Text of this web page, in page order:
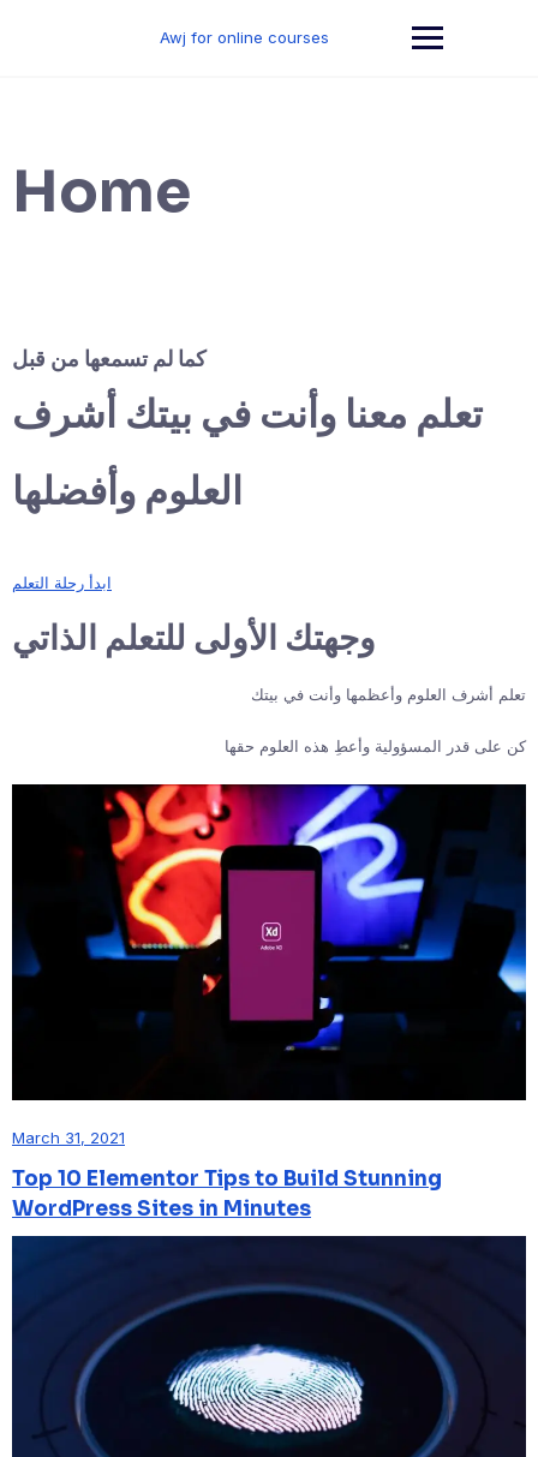
Awj for online courses
Home
كما لم تسمعها من قبل
تعلم معنا وأنت في بيتك أشرف
العلوم وأفضلها
ابدأ رحلة التعلم
وجهتك الأولى للتعلم الذاتي
تعلم أشرف العلوم وأعظمها وأنت في بيتك
كن على قدر المسؤولية وأعطِ هذه العلوم حقها
March 31, 2021
Top 10 Elementor Tips to Build Stunning
WordPress Sites in Minutes